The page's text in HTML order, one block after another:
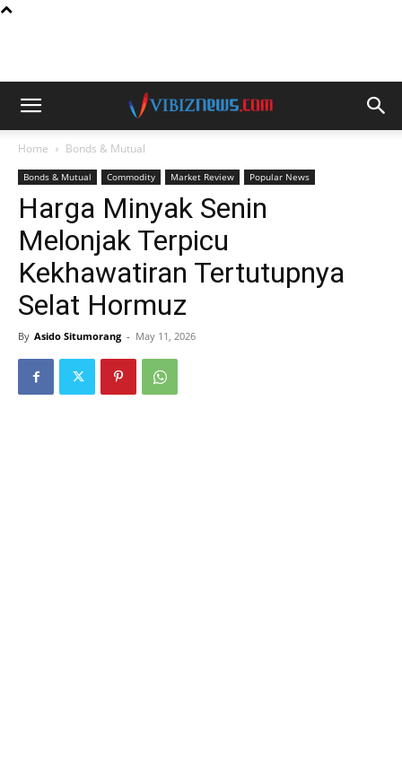
Home Bonds & Mutual
Bonds & Mutual Commodity Market Review Popular News
Harga Minyak Senin
Melonjak Terpicu
Kekhawatiran Tertutupnya
Selat Hormuz
By Asido Situmorang - May 11, 2026